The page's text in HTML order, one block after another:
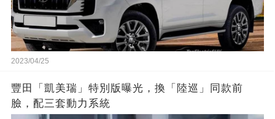
2023/04/25
豐田「凱美瑞」特別版曝光，換「陸巡」同款前
臉，配三套動力系統